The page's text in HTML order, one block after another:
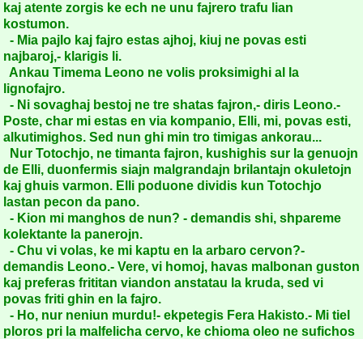
kaj atente zorgis ke ech ne unu fajrero trafu lian
kostumon.
- Mia pajlo kaj fajro estas ajhoj, kiuj ne povas esti
najbaroj,- klarigis li.
Ankau Timema Leono ne volis proksimighi al la
lignofajro.
- Ni sovaghaj bestoj ne tre shatas fajron,- diris Leono.-
Poste, char mi estas en via kompanio, Elli, mi, povas esti,
alkutimighos. Sed nun ghi min tro timigas ankorau...
Nur Totochjo, ne timanta fajron, kushighis sur la genuojn
de Elli, duonfermis siajn malgrandajn brilantajn okuletojn
kaj ghuis varmon. Elli poduone dividis kun Totochjo
lastan pecon da pano.
- Kion mi manghos de nun? - demandis shi, shpareme
kolektante la panerojn.
- Chu vi volas, ke mi kaptu en la arbaro cervon?-
demandis Leono.- Vere, vi homoj, havas malbonan guston
kaj preferas frititan viandon anstatau la kruda, sed vi
povas friti ghin en la fajro.
- Ho, nur neniun murdu!- ekpetegis Fera Hakisto.- Mi tiel
ploros pri la malfelicha cervo, ke chioma oleo ne sufichos